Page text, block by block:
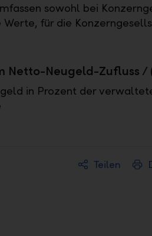
sowohl bei
für die
Netto-Neugeld-Zufluss /
in Prozent der
Teilen